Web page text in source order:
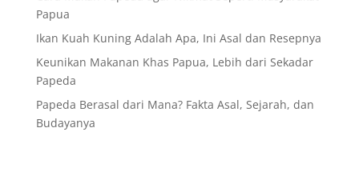
Papua
Ikan Kuah Kuning Adalah Apa, Ini Asal dan Resepnya
Keunikan Makanan Khas Papua, Lebih dari Sekadar
Papeda
Papeda Berasal dari Mana? Fakta Asal, Sejarah, dan
Budayanya